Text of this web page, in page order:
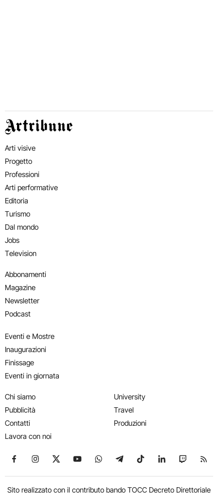
Artribune
Arti visive
Progetto
Professioni
Arti performative
Editoria
Turismo
Dal mondo
Jobs
Television
Abbonamenti
Magazine
Newsletter
Podcast
Eventi e Mostre
Inaugurazioni
Finissage
Eventi in giornata
Chi siamo
Pubblicità
Contatti
Lavora con noi
University
Travel
Produzioni
Seguici su Facebook
Seguici su Instagram
Seguici su X
Seguici su YouTube
Seguici su WhatsApp
Seguici su Telegram
Seguici su TikTok
Seguici su
Seguici
Sito realizzato con il contributo bando TOCC Decreto Direttoriale